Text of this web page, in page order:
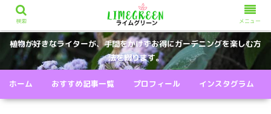
植物が好きなライターが、手間をかけずお得にガーデニングを楽しむ方
法を綴ります。
ホーム おすすめ記事一覧 プロフィール インスタグラム
検索 メニュー